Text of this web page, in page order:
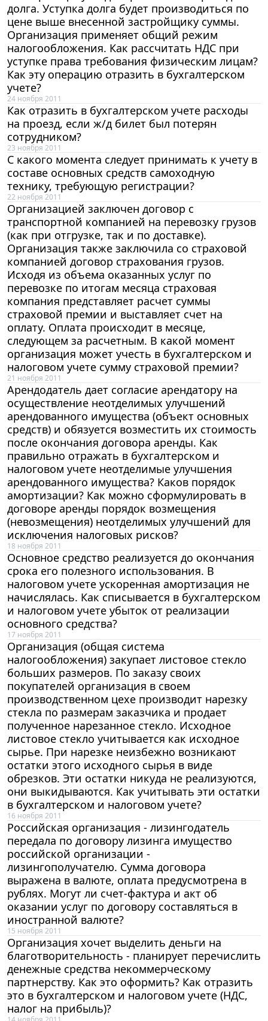
долга. Уступка долга будет производиться по
цене выше внесенной застройщику суммы.
Организация применяет общий режим
налогообложения. Как рассчитать НДС при
уступке права требования физическим лицам?
Как эту операцию отразить в бухгалтерском
учете?
24 ноября 2011
Как отразить в бухгалтерском учете расходы
на проезд, если ж/д билет был потерян
сотрудником?
23 ноября 2011
С какого момента следует принимать к учету в
составе основных средств самоходную
технику, требующую регистрации?
22 ноября 2011
Организацией заключен договор с
транспортной компанией на перевозку грузов
(как при отгрузке, так и по доставке).
Организация также заключила со страховой
компанией договор страхования грузов.
Исходя из объема оказанных услуг по
перевозке по итогам месяца страховая
компания представляет расчет суммы
страховой премии и выставляет счет на
оплату. Оплата происходит в месяце,
следующем за расчетным. В какой момент
организация может учесть в бухгалтерском и
налоговом учете сумму страховой премии?
21 ноября 2011
Арендодатель дает согласие арендатору на
осуществление неотделимых улучшений
арендованного имущества (объект основных
средств) и обязуется возместить их стоимость
после окончания договора аренды. Как
правильно отражать в бухгалтерском и
налоговом учете неотделимые улучшения
арендованного имущества? Каков порядок
амортизации? Как можно сформулировать в
договоре аренды порядок возмещения
(невозмещения) неотделимых улучшений для
исключения налоговых рисков?
18 ноября 2011
Основное средство реализуется до окончания
срока его полезного использования. В
налоговом учете ускоренная амортизация не
начислялась. Как списывается в бухгалтерском
и налоговом учете убыток от реализации
основного средства?
17 ноября 2011
Организация (общая система
налогообложения) закупает листовое стекло
больших размеров. По заказу своих
покупателей организация в своем
производственном цехе производит нарезку
стекла по размерам заказчика и продает
полученное нарезанное стекло. Исходное
листовое стекло учитывается как исходное
сырье. При нарезке неизбежно возникают
остатки этого исходного сырья в виде
обрезков. Эти остатки никуда не реализуются,
они выкидываются. Как учитывать эти остатки
в бухгалтерском и налоговом учете?
16 ноября 2011
Российская организация - лизингодатель
передала по договору лизинга имущество
российской организации -
лизингополучателю. Сумма договора
выражена в валюте, оплата предусмотрена в
рублях. Могут ли счет-фактура и акт об
оказании услуг по договору составляться в
иностранной валюте?
15 ноября 2011
Организация хочет выделить деньги на
благотворительность - планирует перечислить
денежные средства некоммерческому
партнерству. Как это оформить? Как отразить
это в бухгалтерском и налоговом учете (НДС,
налог на прибыль)?